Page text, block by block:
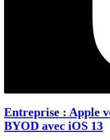
Entreprise : Apple
BYOD avec iOS 13